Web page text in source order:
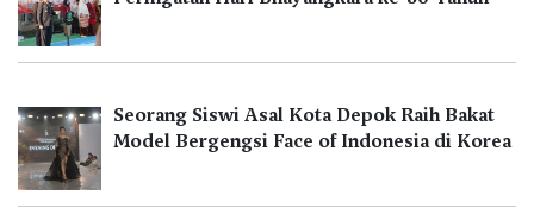
Seorang Siswi Asal Kota Depok Raih Bakat
Model Bergengsi Face of Indonesia di Korea